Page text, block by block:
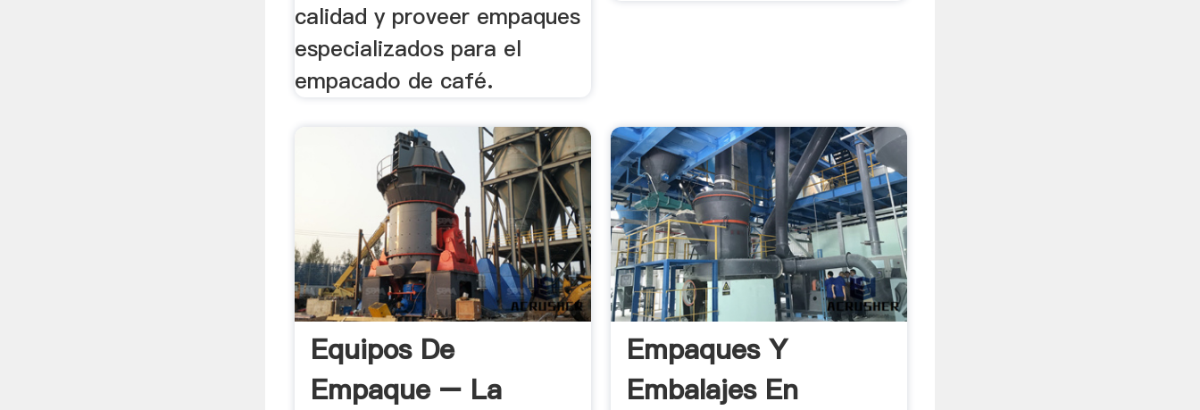
calidad y proveer empaques
especializados para el
empacado de café.
Equipos De
Empaque – La
Empaques Y
Embalajes En